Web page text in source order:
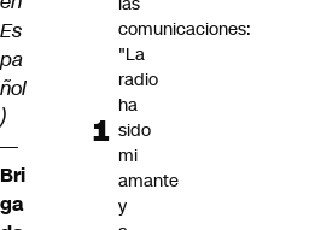
Es
pa
ñol
)
—
Bri
ga
comunicaciones:
"La
radio
ha
sido
mi
amante
y